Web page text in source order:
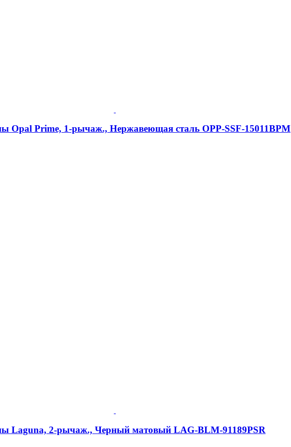
Opal Prime, 1-рычаж., Нержавеющая сталь OPP-SSF-15011BPM
Laguna, 2-рычаж., Черный матовый LAG-BLM-91189PSR